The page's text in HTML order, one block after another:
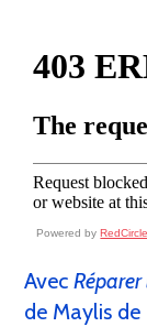
Powered byRedCircle
Avec
de Maylis